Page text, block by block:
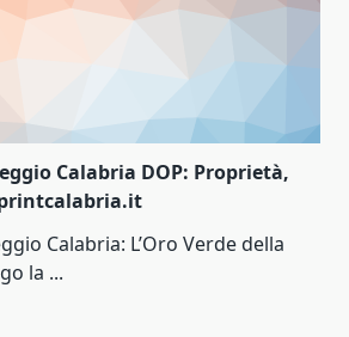
Calabria DOP: Proprietà,
Calabria: L’Oro Verde della
la ...